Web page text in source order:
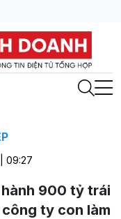
09:27
900 tỷ trái
ty con làm